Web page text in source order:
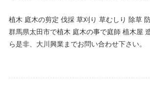
植木 庭木の剪定 伐採 草刈り 草むしり 除草
群馬県太田市で植木 庭木の事で庭師 植木屋
ら是非、大川興業までお問い合わせ下さい。